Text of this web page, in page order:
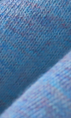
>
尘世浮
在高度
中，
呼吸的
是两点